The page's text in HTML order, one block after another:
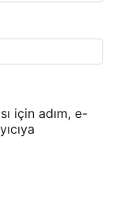
için adım, e-